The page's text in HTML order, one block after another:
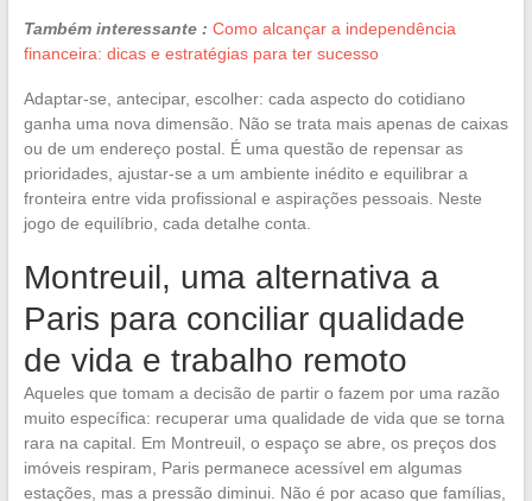
Também interessante : Como alcançar a independência
financeira: dicas e estratégias para ter sucesso
Adaptar-se, antecipar, escolher: cada aspecto do cotidiano
ganha uma nova dimensão. Não se trata mais apenas de caixas
ou de um endereço postal. É uma questão de repensar as
prioridades, ajustar-se a um ambiente inédito e equilibrar a
fronteira entre vida profissional e aspirações pessoais. Neste
jogo de equilíbrio, cada detalhe conta.
Montreuil, uma alternativa a
Paris para conciliar qualidade
de vida e trabalho remoto
Aqueles que tomam a decisão de partir o fazem por uma razão
muito específica: recuperar uma qualidade de vida que se torna
rara na capital. Em Montreuil, o espaço se abre, os preços dos
imóveis respiram, Paris permanece acessível em algumas
estações, mas a pressão diminui. Não é por acaso que famílias,